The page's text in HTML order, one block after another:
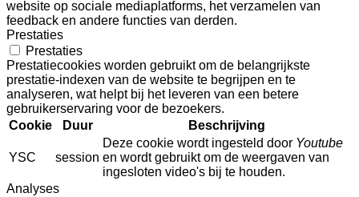
website op sociale mediaplatforms, het verzamelen van
feedback en andere functies van derden.
Prestaties
Prestaties
Prestatiecookies worden gebruikt om de belangrijkste
prestatie-indexen van de website te begrijpen en te
analyseren, wat helpt bij het leveren van een betere
gebruikerservaring voor de bezoekers.
Cookie
Duur Beschrijving
YSC session
Deze cookie wordt ingesteld door Youtube
en wordt gebruikt om de weergaven van
ingesloten video's bij te houden.
Analyses